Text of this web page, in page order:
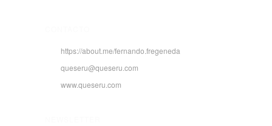
https://about.me/fernando.fregeneda
queseru@queseru.com
www.queseru.com